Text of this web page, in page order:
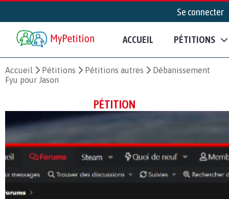
Se connecter
ACCUEIL PÉTITIONS
Accueil Pétitions Pétitions autres
Débanissement
Fyu pour Jason
PÉTITION